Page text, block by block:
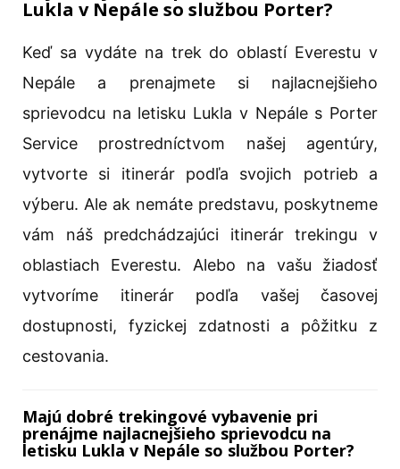
Lukla v Nepále so službou Porter?
Keď sa vydáte na trek do oblastí Everestu v
Nepále a prenajmete si najlacnejšieho
sprievodcu na letisku Lukla v Nepále s Porter
Service prostredníctvom našej agentúry,
vytvorte si itinerár podľa svojich potrieb a
výberu. Ale ak nemáte predstavu, poskytneme
vám náš predchádzajúci itinerár trekingu v
oblastiach Everestu. Alebo na vašu žiadosť
vytvoríme itinerár podľa vašej časovej
dostupnosti, fyzickej zdatnosti a pôžitku z
cestovania.
Majú dobré trekingové vybavenie pri
prenájme najlacnejšieho sprievodcu na
letisku Lukla v Nepále so službou Porter?